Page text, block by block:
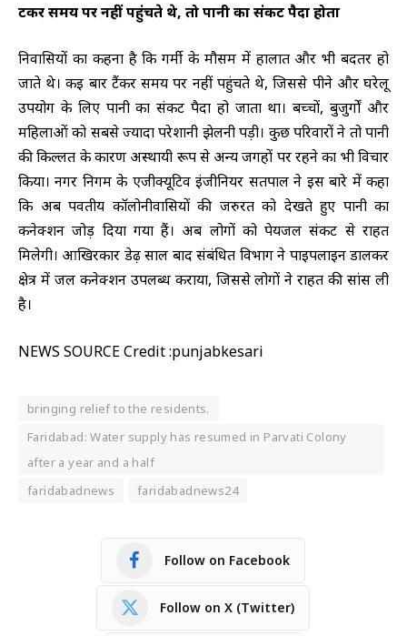
टैंकर समय पर नहीं पहुंचते थे, तो पानी का संकट पैदा होता
निवासियों का कहना है कि गर्मी के मौसम में हालात और भी बदतर हो
जाते थे। कई बार टैंकर समय पर नहीं पहुंचते थे, जिससे पीने और घरेलू
उपयोग के लिए पानी का संकट पैदा हो जाता था। बच्चों, बुजुर्गों और
महिलाओं को सबसे ज्यादा परेशानी झेलनी पड़ी। कुछ परिवारों ने तो पानी
की किल्लत के कारण अस्थायी रूप से अन्य जगहों पर रहने का भी विचार
किया। नगर निगम के एजीक्यूटिव इंजीनियर सतपाल ने इस बारे में कहा
कि अब पर्वतीय कॉलोनीवासियों की जरुरत को देखते हुए पानी का
कनेक्शन जोड़ दिया गया हैं। अब लोगों को पेयजल संकट से राहत
मिलेगी। आखिरकार डेढ़ साल बाद संबंधित विभाग ने पाइपलाइन डालकर
क्षेत्र में जल कनेक्शन उपलब्ध कराया, जिससे लोगों ने राहत की सांस ली
है।
NEWS SOURCE Credit :punjabkesari
bringing relief to the residents.
Faridabad: Water supply has resumed in Parvati Colony
after a year and a half
faridabadnews
faridabadnews24
Follow on Facebook
Follow on X (Twitter)